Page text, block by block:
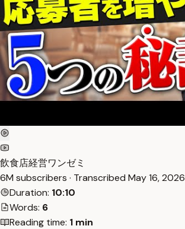
飲食店経営ワンゼミ
6M subscribers · Transcribed May 16, 2026
Duration: 10:10
Words: 6
Reading time: 1 min